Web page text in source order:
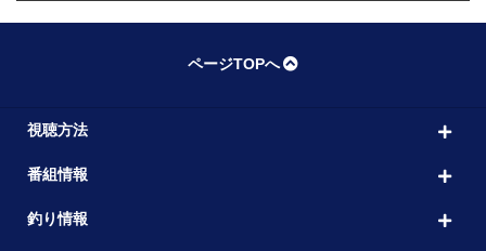
ページTOPへ
視聴方法
番組情報
釣り情報